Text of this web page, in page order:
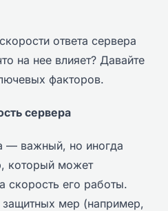
ответа сервера
на нее влияет? Давайте
факторов.
сервера
— важный, но иногда
который может
скорость его работы.
защитных мер (например,